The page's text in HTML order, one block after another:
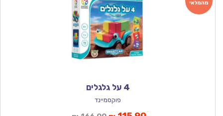
4 על גלגלים
פוקסמיינד